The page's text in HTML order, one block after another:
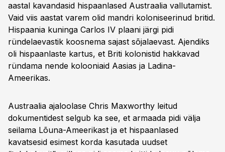
aastal kavandasid hispaanlased Austraalia vallutamist.
Vaid viis aastat varem olid mandri koloniseerinud britid.
Hispaania kuninga Carlos IV plaani järgi pidi
ründelaevastik koosnema sajast sõja­laevast. Ajendiks
oli hispaanlaste kartus, et Briti kolonistid hakkavad
ründama nende kolooniaid ­Aasias ja Ladina-
Ameerikas.
Austraalia ajaloolase Chris Maxworthy leitud
dokumentidest selgub ka see, et ­armaada pidi välja
seilama Lõuna-Ameerikast ja et hispaanlased
kavatsesid esimest korda kasutada uudset